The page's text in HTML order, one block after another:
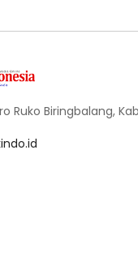
Ruko Biringbalang,